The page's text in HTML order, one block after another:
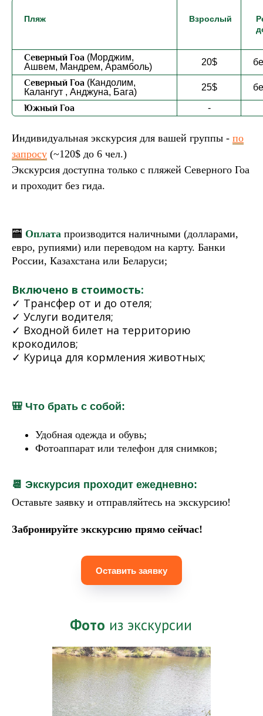
Пляж Взрослый
Северный Гоа (Морджим,
Ашвем, Мандрем, Арамболь)
20$
Северный Гоа (Кандолим,
Калангут , Анджуна, Бага) 25$
Южный Гоа -
Индивидуальная экскурсия для вашей группы - по
запросу (~120$ до 6 чел.)
Экскурсия доступна только с пляжей Северного Гоа
и проходит без гида.
🏧 Оплата производится наличными (долларами,
евро, рупиями) или переводом на карту. Банки
России, Казахстана или Беларуси;
Включено в стоимость:
✓ Трансфер от и до отеля;
✓ Услуги водителя;
✓ Входной билет на территорию
крокодилов;
✓ Курица для кормления животных;
🎒 Что брать с собой:
Удобная одежда и обувь;
Фотоаппарат или телефон для снимков;
📆 Экскурсия проходит ежедневно:
Оставьте заявку и отправляйтесь на экскурсию!
Забронируйте экскурсию прямо сейчас!
Оставить заявку
Фото из экскурсии